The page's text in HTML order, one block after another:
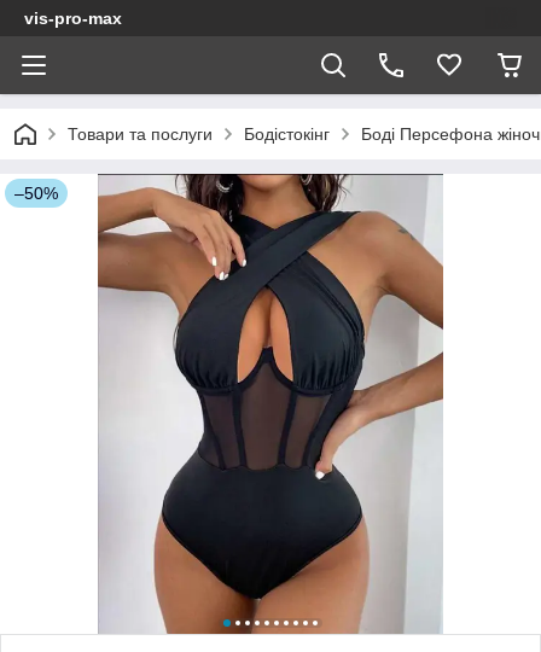
vis-pro-max
Товари та послуги Бодістокінг Боді Персефона
–50%